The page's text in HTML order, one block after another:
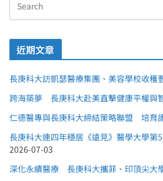
近期文章
長庚科大訪凱瑟醫療集團、美容學校收穫
跨海築夢 長庚科大赴美直擊健康平權與
仁德醫專與長庚科大締結策略聯盟 培育
長庚科大連四年穩居《遠見》醫學大學第
2026-07-03
深化永續醫療 長庚科大攜菲、印頂尖大